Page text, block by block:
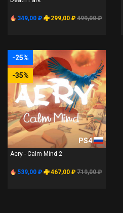
349,00 ₽ 299,00 ₽ 499,00 ₽
-25%
-35%
PS4
Aery - Calm Mind 2
539,00 ₽ 467,00 ₽ 719,00 ₽